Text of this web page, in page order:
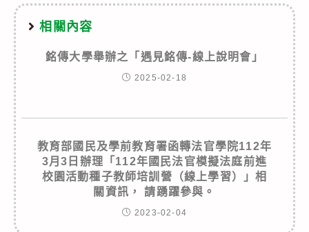
相關內容
銘傳大學舉辦之「遇見銘傳-線上說明會」
2025-02-18
教育部國民及學前教育署函轉法官學院112年
3月3日辦理「112年國民法官模擬法庭前進
校園活動種子教師培訓營（線上學習）」相
關資訊， 請踴躍參與。
2023-02-04